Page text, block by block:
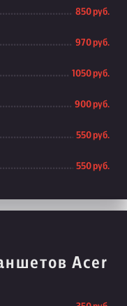
850 руб.
970 руб.
1050 руб.
900 руб.
550 руб.
550 руб.
Acer